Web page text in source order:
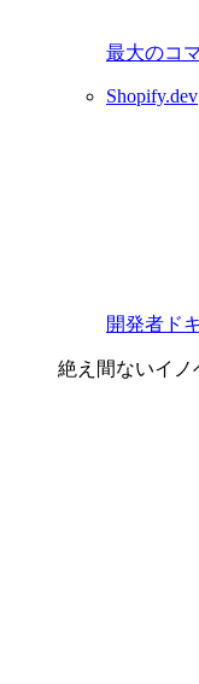
最大のコ
Shopify.dev
開発者ド
絶え間ないイノ